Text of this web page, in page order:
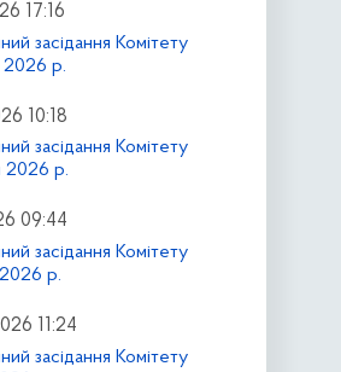
17:16
засідання Комітету
2026 р.
10:18
засідання Комітету
2026 р.
09:44
засідання Комітету
2026 р.
11:24
засідання Комітету